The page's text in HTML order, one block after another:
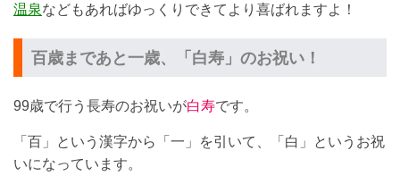
温泉などもあればゆっくりできてより喜ばれますよ！
百歳まであと一歳、「白寿」のお祝い！
99歳で行う長寿のお祝いが白寿です。
「百」という漢字から「一」を引いて、「白」というお祝
いになっています。